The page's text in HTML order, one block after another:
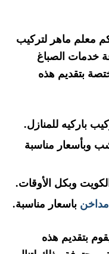
معلم ماهر لتركيب
خدمات الصباغ
بتقديم هذه
باركيه للمنازل.
وبأسعار مناسبة
وبكل الأوقات.
باسعار مناسبة.
بتقديم هذه